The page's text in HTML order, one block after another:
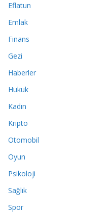
Eflatun
Emlak
Finans
Gezi
Haberler
Hukuk
Kadın
Kripto
Otomobil
Oyun
Psikoloji
Sağlık
Spor